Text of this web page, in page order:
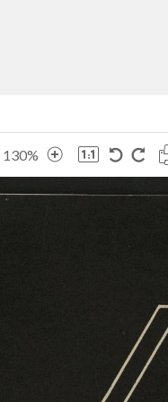
130%